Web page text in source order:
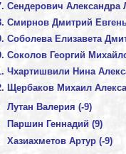
Сендерович Александра
Смирнов Дмитрий
Соболева Елизавета
Соколов Георгий
Чхартишвили Нина
Щербаков Михаил
Лутан Валерия (-9)
Паршин Геннадий (9)
Хазиахметов Артур (-9)